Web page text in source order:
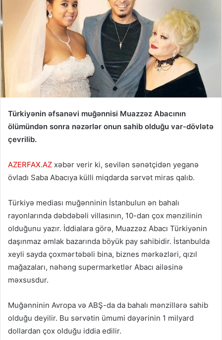
Türkiyənin əfsanəvi muğənnisi Muazzəz Abacının
ölümündən sonra nəzərlər onun sahib olduğu var-dövlətə
çevrilib.
AZERFAX.AZ xəbər verir ki, sevilən sənətçidən yeganə
övladı Saba Abacıya külli miqdarda sərvət miras qalıb.
Türkiyə mediası muğənninin İstanbulun ən bahalı
rayonlarında dəbdəbəli villasının, 10-dan çox mənzilinin
olduğunu yazır. İddialara görə, Muazzəz Abacı Türkiyənin
daşınmaz əmlak bazarında böyük pay sahibidir. İstanbulda
xeyli sayda çoxmərtəbəli bina, biznes mərkəzləri, qızıl
mağazaları, nəhəng supermarketlər Abacı ailəsinə
məxsusdur.
Muğənninin Avropa və ABŞ-da da bahalı mənzillərə sahib
olduğu deyilir. Bu sərvətin ümumi dəyərinin 1 milyard
dollardan çox olduğu iddia edilir.